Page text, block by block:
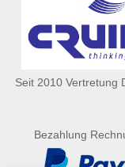
Seit 2010 Vertretung
Bezahlung